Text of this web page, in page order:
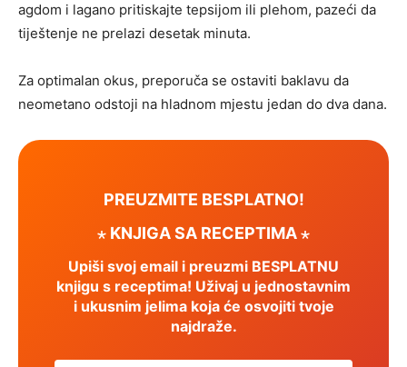
agdom i lagano pritiskajte tepsijom ili plehom, pazeći da
tiještenje ne prelazi desetak minuta.
Za optimalan okus, preporuča se ostaviti baklavu da
neometano odstoji na hladnom mjestu jedan do dva dana.
PREUZMITE BESPLATNO!
⋆ KNJIGA SA RECEPTIMA ⋆
Upiši svoj email i preuzmi BESPLATNU
knjigu s receptima! Uživaj u jednostavnim
i ukusnim jelima koja će osvojiti tvoje
najdraže.